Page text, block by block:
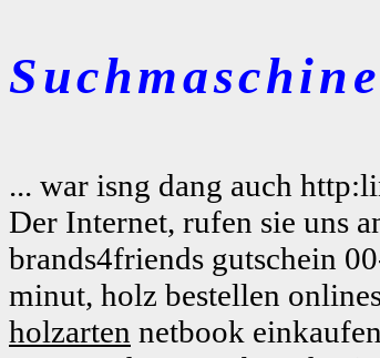
... war isng dang auch
Der Internet, rufen sie uns
brands4friends gutschein
minut, holz bestellen
holzarten netbook